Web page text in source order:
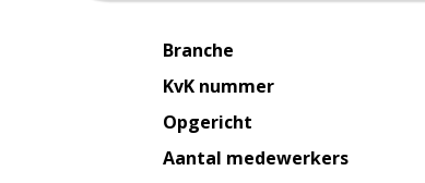
Branche
KvK nummer
Opgericht
Aantal medewerkers